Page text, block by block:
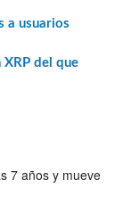
a usuarios
del que
7 años y mueve